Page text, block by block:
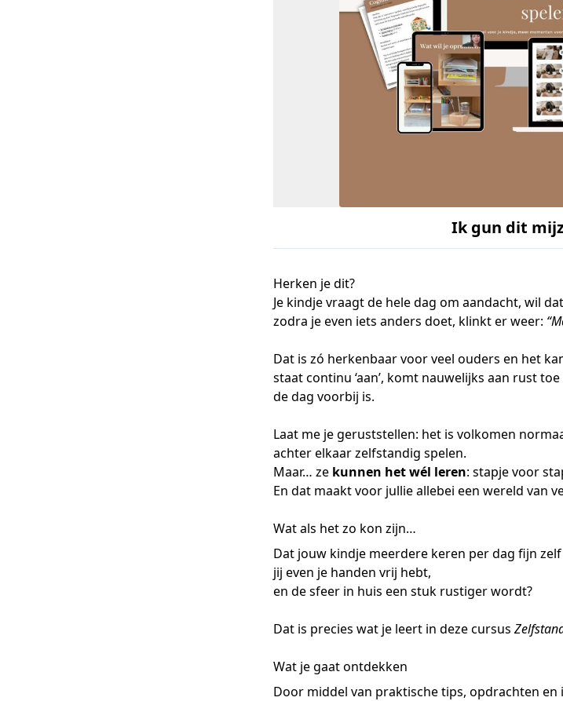
Ik gun dit
Herken je dit?
Je kindje vraagt de hele dag om aandacht, wil
zodra je even iets anders doet, klinkt er weer:
Dat is zó herkenbaar voor veel ouders en het
staat continu ‘aan’, komt nauwelijks aan rust
de dag voorbij is.
Laat me je geruststellen: het is volkomen
achter elkaar zelfstandig spelen.
Maar… ze kunnen het wél leren: stapje voor
En dat maakt voor jullie allebei een wereld van
Wat als het zo kon zijn…
Dat jouw kindje meerdere keren per dag fijn
jij even je handen vrij hebt,
en de sfeer in huis een stuk rustiger wordt?
Dat is precies wat je leert in deze cursus
Wat je gaat ontdekken
Door middel van praktische tips, opdrachten